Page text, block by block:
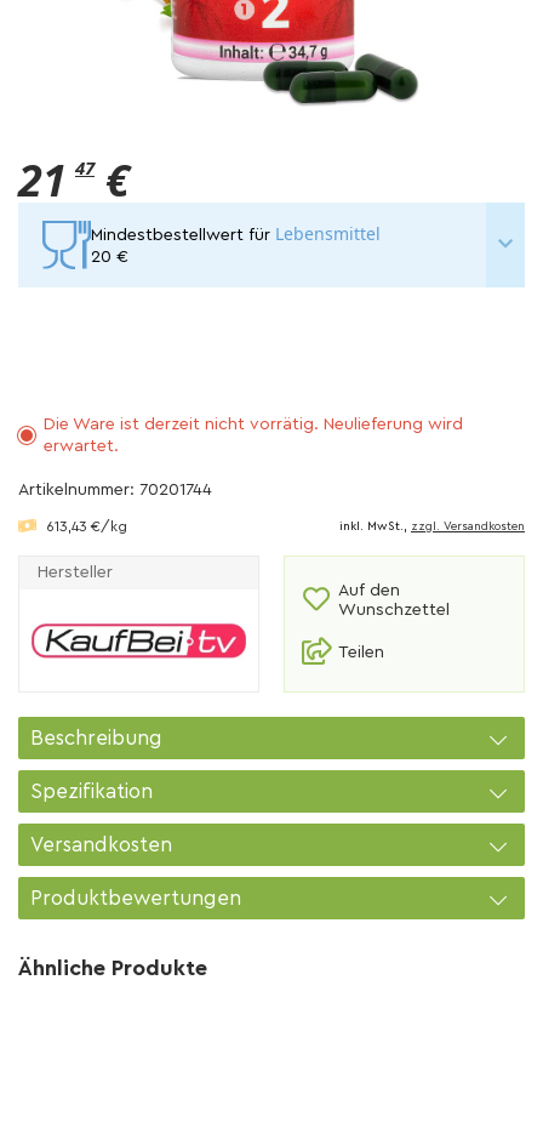
21 47 €
Mindestbestellwert für Lebensmittel
20 €
Die Ware ist derzeit nicht vorrätig. Neulieferung wird
erwartet.
Artikelnummer: 70201744
613,43 €/kg inkl. MwSt., zzgl. Versandkosten
Hersteller
Auf den
Wunschzettel
Teilen
Beschreibung
Spezifikation
Versandkosten
Produktbewertungen
Ähnliche Produkte